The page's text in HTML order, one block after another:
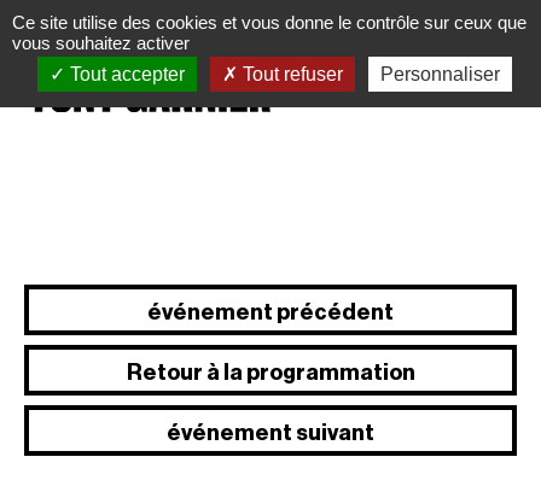
événement précédent
Retour à la programmation
événement suivant
Panneau de gestion des cookies
Ce site utilise des cookies et vous donne le contrôle sur ceux que
vous souhaitez activer
Tout accepter
Tout refuser Personnaliser